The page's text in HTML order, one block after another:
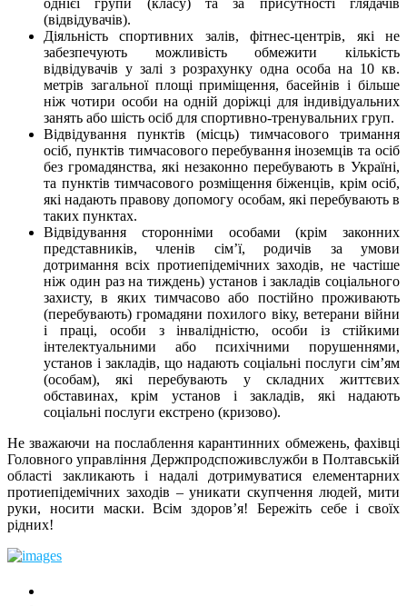
(відвідувачів).
Діяльність спортивних залів, фітнес-центрів, які не
забезпечують можливість обмежити кількість
відвідувачів у залі з розрахунку одна особа на 10 кв.
метрів загальної площі приміщення, басейнів і більше
ніж чотири особи на одній доріжці для індивідуальних
занять або шість осіб для спортивно-тренувальних груп.
Відвідування пунктів (місць) тимчасового тримання
осіб, пунктів тимчасового перебування іноземців та осіб
без громадянства, які незаконно перебувають в Україні,
та пунктів тимчасового розміщення біженців, крім осіб,
які надають правову допомогу особам, які перебувають в
таких пунктах.
Відвідування сторонніми особами (крім законних
представників, членів сім’ї, родичів за умови
дотримання всіх протиепідемічних заходів, не частіше
ніж один раз на тиждень) установ і закладів соціального
захисту, в яких тимчасово або постійно проживають
(перебувають) громадяни похилого віку, ветерани війни
і праці, особи з інвалідністю, особи із стійкими
інтелектуальними або психічними порушеннями,
установ і закладів, що надають соціальні послуги сім’ям
(особам), які перебувають у складних життєвих
обставинах, крім установ і закладів, які надають
соціальні послуги екстрено (кризово).
Не зважаючи на послаблення карантинних обмежень, фахівці
Головного управління Держпродспоживслужби в Полтавській
області закликають і надалі дотримуватися елементарних
протиепідемічних заходів – уникати скупчення людей, мити
руки, носити маски. Всім здоров’я! Бережіть себе і своїх
рідних!